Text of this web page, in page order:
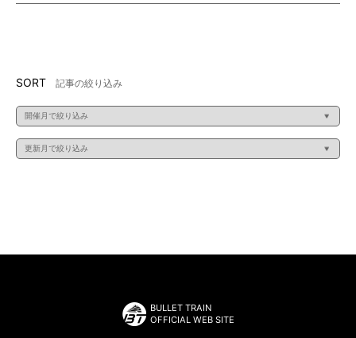
SORT 記事の絞り込み
BULLET TRAIN
OFFICIAL WEB SITE